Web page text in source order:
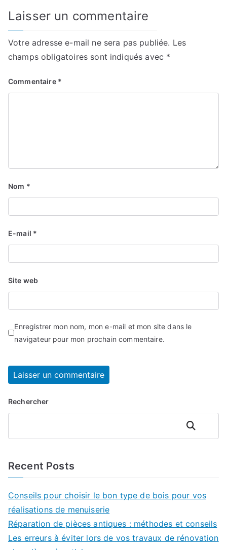
Laisser un commentaire
Votre adresse e-mail ne sera pas publiée. Les
champs obligatoires sont indiqués avec *
Commentaire *
Nom *
E-mail *
Site web
Enregistrer mon nom, mon e-mail et mon site dans le
navigateur pour mon prochain commentaire.
Rechercher
Rechercher
Recent Posts
Conseils pour choisir le bon type de bois pour vos
réalisations de menuiserie
Réparation de pièces antiques : méthodes et conseils
Les erreurs à éviter lors de vos travaux de rénovation